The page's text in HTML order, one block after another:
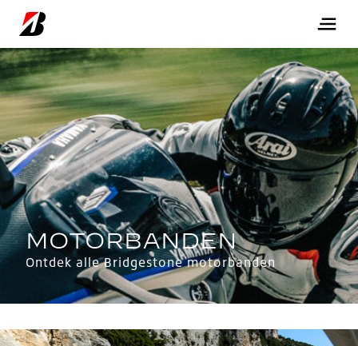
Ontdek alle Bridgestone motorbanden